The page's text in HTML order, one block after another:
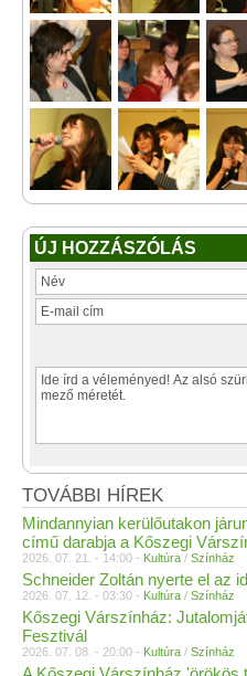
ÚJ HOZZÁSZÓLÁS
TOVÁBBI HÍREK
Mindannyian kerülőutakon
című darabja a Kőszegi
2026. 07. 21. - 14:00 - Kultúra / Színház
Schneider Zoltán nyerte el az
2026. 07. 12. - 03:30 - Kultúra / Színház
Kőszegi Várszínház:
Fesztivál
2026. 07. 08. - 20:00 - Kultúra / Színház